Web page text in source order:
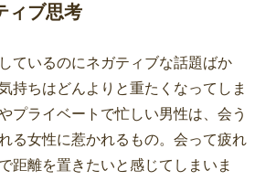
ィブ思考
ているのにネガティブな話題ばか
持ちはどんよりと重たくなってしま
プライベートで忙しい男性は、会う
る女性に惹かれるもの。会って疲れ
距離を置きたいと感じてしまいま